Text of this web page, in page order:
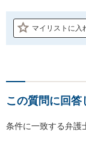
マイリストに入
この質問に回答
条件に一致する弁護